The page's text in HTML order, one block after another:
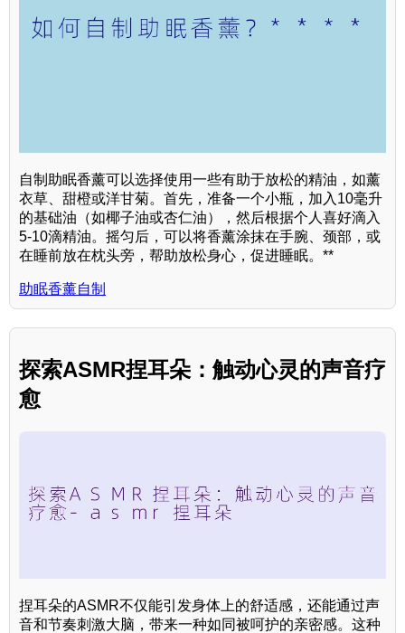
自制助眠香薰可以选择使用一些有助于放松的精油，如薰
衣草、甜橙或洋甘菊。首先，准备一个小瓶，加入10毫升
的基础油（如椰子油或杏仁油），然后根据个人喜好滴入
5-10滴精油。摇匀后，可以将香薰涂抹在手腕、颈部，或
在睡前放在枕头旁，帮助放松身心，促进睡眠。**
助眠香薰自制
探索ASMR捏耳朵：触动心灵的声音疗
愈
捏耳朵的ASMR不仅能引发身体上的舒适感，还能通过声
音和节奏刺激大脑，带来一种如同被呵护的亲密感。这种